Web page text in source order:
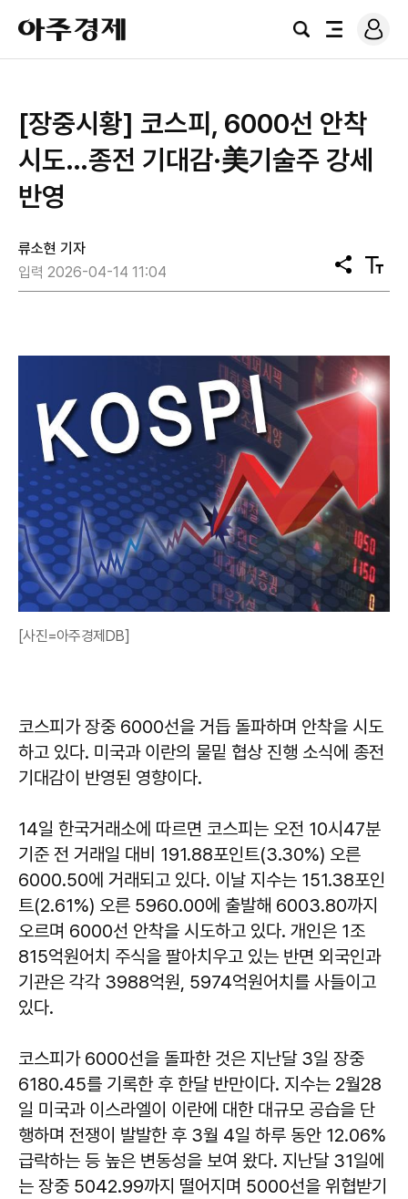
아
주
경
검
전
로
그
[장중시황] 코스피, 6000선 안착
시도…종전 기대감·美기술주 강세
반영
류소현 기자
입력 2026-04-14 11:04
공
유
텍
스
[사진=아주경제DB]
코스피가 장중 6000선을 거듭 돌파하며 안착을 시도
하고 있다. 미국과 이란의 물밑 협상 진행 소식에 종전
기대감이 반영된 영향이다.
14일 한국거래소에 따르면 코스피는 오전 10시47분
기준 전 거래일 대비 191.88포인트(3.30%) 오른
6000.50에 거래되고 있다. 이날 지수는 151.38포인
트(2.61%) 오른 5960.00에 출발해 6003.80까지
오르며 6000선 안착을 시도하고 있다. 개인은 1조
815억원어치 주식을 팔아치우고 있는 반면 외국인과
기관은 각각 3988억원, 5974억원어치를 사들이고
있다.
코스피가 6000선을 돌파한 것은 지난달 3일 장중
6180.45를 기록한 후 한달 반만이다. 지수는 2월28
일 미국과 이스라엘이 이란에 대한 대규모 공습을 단
행하며 전쟁이 발발한 후 3월 4일 하루 동안 12.06%
급락하는 등 높은 변동성을 보여 왔다. 지난달 31일에
는 장중 5042.99까지 떨어지며 5000선을 위협받기